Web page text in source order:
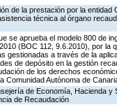
de la prestación por la entidad
técnica al órgano
se aprueba el modelo 800 de
(BOC 112, 9.6.2010), por la
gestionadas a través de la
de depósito en la gestión
de los derechos
Comunidad Autónoma de
de Economía, Hacienda y
de Recaudación